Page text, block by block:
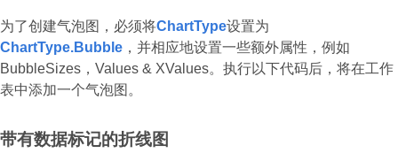
为了创建气泡图，必须将ChartType设置为
ChartType.Bubble ，并相应地设置一些额外属性，例如
BubbleSizes，Values & XValues。执行以下代码后，将在工作
表中添加一个气泡图。
带有数据标记的折线图